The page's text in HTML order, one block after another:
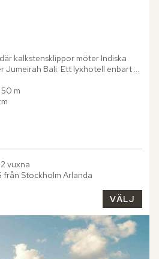
kalkstensklippor möter Indiska
Jumeirah Bali. Ett lyxhotell enbart
av hindu-javanesisk...
m
vuxna
från Stockholm Arlanda
VÄLJ